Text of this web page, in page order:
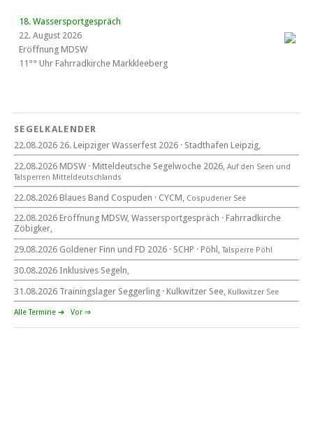
18. Wassersportgespräch
22. August 2026
Eröffnung MDSW
11°° Uhr Fahrrad­kirche Markkleeberg
22. August 2026
beim CYCM
für alle Segler am See
Mitteldeutsche Segelwoche
22. – 30. August 2026 in Sachsen · Thüringen · Sachsen Anhalt
Goldener Finn und FD 2026
29. – 30. August 2026
beim SCHP auf der Talsperre Pöhl
SEGELKALENDER
22.08.2026 26. Leipziger Wasserfest 2026 · Stadthafen Leipzig,
22.08.2026 MDSW · Mitteldeutsche Segelwoche 2026, Auf den Seen und
Tal­sperren Mittel­deut­sch­lands
22.08.2026 Blaues Band Cospuden · CYCM, Cospudener See
22.08.2026 Eröffnung MDSW, Wassersportgespräch · Fahrradkirche
Zöbigker,
29.08.2026 Goldener Finn und FD 2026 · SCHP · Pöhl, Talsperre Pöhl
30.08.2026 Inklusives Segeln,
31.08.2026 Trainingslager Seggerling · Kulkwitzer See, Kulkwitzer See
Alle Termine ➔ Vor ⇒